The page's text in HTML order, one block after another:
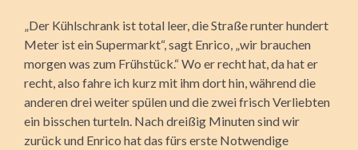
„Der Kühlschrank ist total leer, die Straße runter hundert
Meter ist ein Supermarkt“, sagt Enrico, „wir brauchen
morgen was zum Frühstück.“ Wo er recht hat, da hat er
recht, also fahre ich kurz mit ihm dort hin, während die
anderen drei weiter spülen und die zwei frisch Verliebten
ein bisschen turteln. Nach dreißig Minuten sind wir
zurück und Enrico hat das fürs erste Notwendige